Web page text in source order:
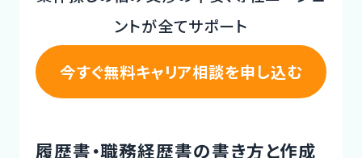
ントが全てサポート
今すぐ無料キャリア相談を申し込む
履歴書・職務経歴書の書き方と作成